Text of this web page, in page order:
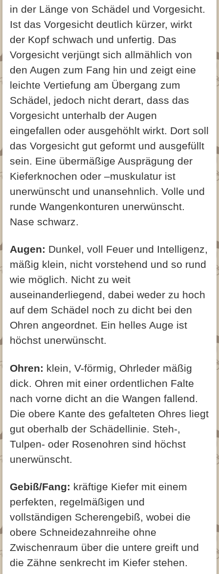
in der Länge von Schädel und Vorgesicht.
Ist das Vorgesicht deutlich kürzer, wirkt
der Kopf schwach und unfertig. Das
Vorgesicht verjüngt sich allmählich von
den Augen zum Fang hin und zeigt eine
leichte Vertiefung am Übergang zum
Schädel, jedoch nicht derart, dass das
Vorgesicht unterhalb der Augen
eingefallen oder ausgehöhlt wirkt. Dort soll
das Vorgesicht gut geformt und ausgefüllt
sein. Eine übermäßige Ausprägung der
Kieferknochen oder –muskulatur ist
unerwünscht und unansehnlich. Volle und
runde Wangenkonturen unerwünscht.
Nase schwarz.
Augen: Dunkel, voll Feuer und Intelligenz,
mäßig klein, nicht vorstehend und so rund
wie möglich. Nicht zu weit
auseinanderliegend, dabei weder zu hoch
auf dem Schädel noch zu dicht bei den
Ohren angeordnet. Ein helles Auge ist
höchst unerwünscht.
Ohren: klein, V-förmig, Ohrleder mäßig
dick. Ohren mit einer ordentlichen Falte
nach vorne dicht an die Wangen fallend.
Die obere Kante des gefalteten Ohres liegt
gut oberhalb der Schädellinie. Steh-,
Tulpen- oder Rosenohren sind höchst
unerwünscht.
Gebiß/Fang: kräftige Kiefer mit einem
perfekten, regelmäßigen und
vollständigen Scherengebiß, wobei die
obere Schneidezahnreihe ohne
Zwischenraum über die untere greift und
die Zähne senkrecht im Kiefer stehen.